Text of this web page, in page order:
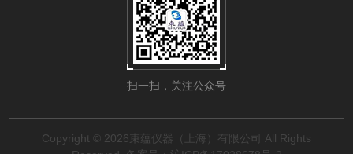
扫一扫，关注公众号
Copyright © 2026束蕴仪器（上海）有限公司 All Rights